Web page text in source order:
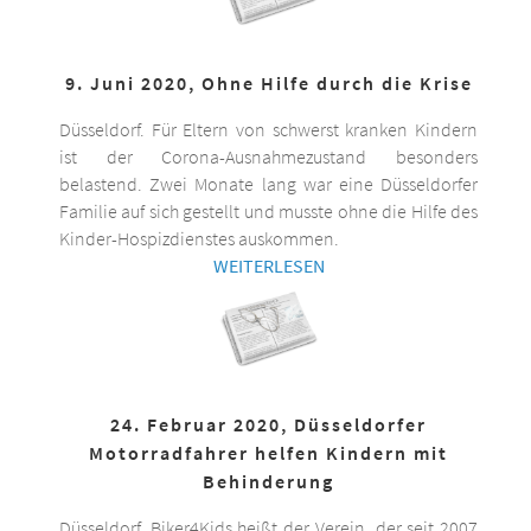
9. Juni 2020, Ohne Hilfe durch die Krise
Düsseldorf. Für Eltern von schwerst kranken Kindern
ist der Corona-Ausnahmezustand besonders
belastend. Zwei Monate lang war eine Düsseldorfer
Familie auf sich gestellt und musste ohne die Hilfe des
Kinder-Hospizdienstes auskommen.
WEITERLESEN
24. Februar 2020, Düsseldorfer
Motorradfahrer helfen Kindern mit
Behinderung